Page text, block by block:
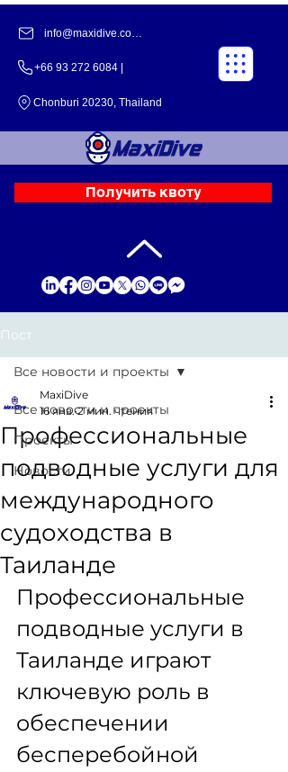
info@maxidive.com |
+66 93 272 6084​​ |
Chonburi 20230, Thailand
Получить квоту
Пост
Все новости и проекты
Проекты
Новости
Все новости и проекты
Профессиональные
подводные услуги для
международного
судоходства в
Таиланде
MaxiDive
16 янв. 2 мин. чтения
Профессиональные
подводные услуги в
Таиланде играют
ключевую роль в
обеспечении
бесперебойной